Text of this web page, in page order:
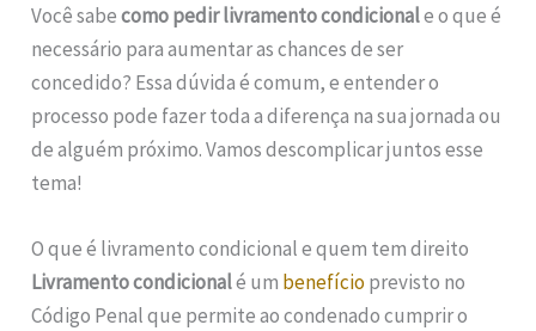
Você sabecomo pedir livramento condicionale o que é
necessário para aumentar as chances de ser
concedido? Essa dúvida é comum, e entender o
processo pode fazer toda a diferença na sua jornada ou
de alguém próximo. Vamos descomplicar juntos esse
tema!
O que é livramento condicional e quem tem direito
Livramento condicionalé um benefícioprevisto no
Código Penal que permite ao condenado cumprir o